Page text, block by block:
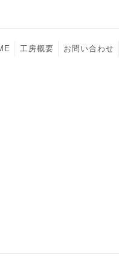
工房概要 お問い合わせ